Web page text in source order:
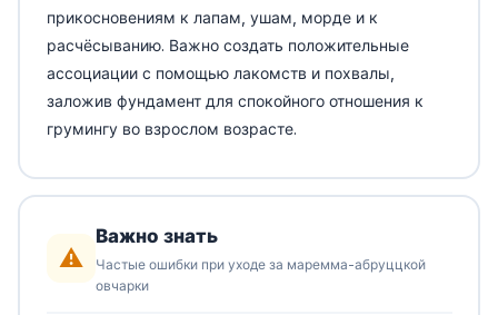
прикосновениям к лапам, ушам, морде и к
расчёсыванию. Важно создать положительные
ассоциации с помощью лакомств и похвалы,
заложив фундамент для спокойного отношения к
грумингу во взрослом возрасте.
⚠️
Важно знать
Частые ошибки при уходе за маремма-абруццкой
овчарки